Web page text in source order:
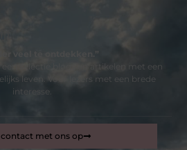
veel te ontdekken.”
een selectie blogs en artikelen met een
leven. Voor lezers met een brede
interesse.
met ons op